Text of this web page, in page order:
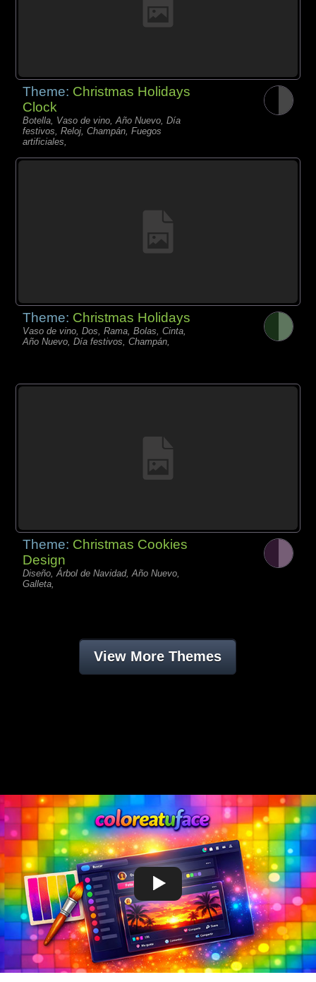
Theme: Christmas Holidays
Clock
Botella, Vaso de vino, Año Nuevo, Día
festivos, Reloj, Champán, Fuegos
artificiales,
Theme: Christmas Holidays
Vaso de vino, Dos, Rama, Bolas, Cinta,
Año Nuevo, Día festivos, Champán,
Theme: Christmas Cookies
Design
Diseño, Árbol de Navidad, Año Nuevo,
Galleta,
View More Themes